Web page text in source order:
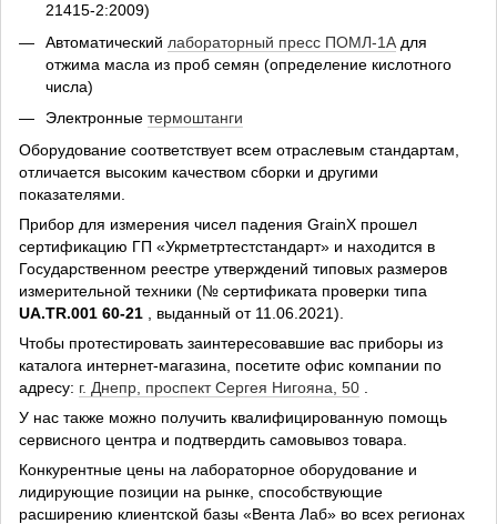
21415-2:2009)
Автоматический лабораторный пресс ПОМЛ-1А для
отжима масла из проб семян (определение кислотного
числа)
Электронные термоштанги
Оборудование соответствует всем отраслевым стандартам,
отличается высоким качеством сборки и другими
показателями.
Прибор для измерения чисел падения GrainX прошел
сертификацию ГП «Укрметртестстандарт» и находится в
Государственном реестре утверждений типовых размеров
измерительной техники (№ сертификата проверки типа
UA.TR.001 60-21 , выданный от 11.06.2021).
Чтобы протестировать заинтересовавшие вас приборы из
каталога интернет-магазина, посетите офис компании по
адресу: г. Днепр, проспект Сергея Нигояна, 50
У нас также можно получить квалифицированную помощь
сервисного центра и подтвердить самовывоз товара.
Конкурентные цены на лабораторное оборудование и
лидирующие позиции на рынке, способствующие
расширению клиентской базы «Вента Лаб» во всех регионах